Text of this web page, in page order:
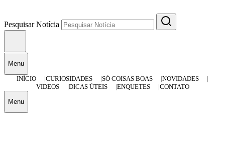
Pesquisar Notícia
Menu
INÍCIO
CURIOSIDADES SÓ COISAS BOAS
NOVIDADES
VIDEOS
DICAS ÚTEIS ENQUETES CONTATO
Menu